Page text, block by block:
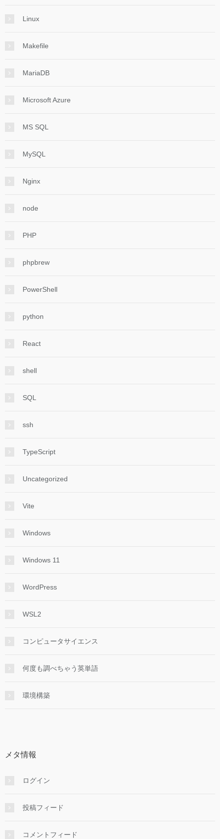
Linux
Makefile
MariaDB
Microsoft Azure
MS SQL
MySQL
Nginx
node
PHP
phpbrew
PowerShell
python
React
shell
SQL
ssh
TypeScript
Uncategorized
Vite
Windows
Windows 11
WordPress
WSL2
コンピュータサイエンス
何度も調べちゃう英単語
環境構築
メタ情報
ログイン
投稿フィード
コメントフィード